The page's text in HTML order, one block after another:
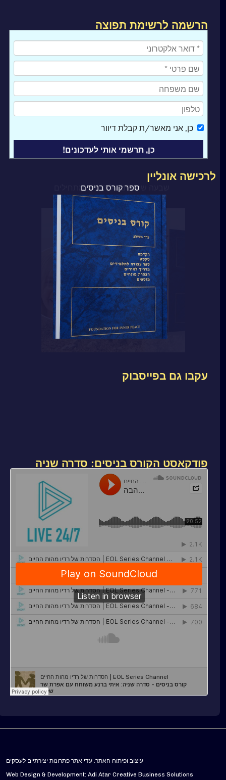
הרשמה לרשימת תפוצה
כן, אני מאשר/ת קבלת דיוור
לרכישה אונליין
ספר קורס בניסים
עקבו גם בפייסבוק
פודקאסט הקורס בניסים: סדרה שניה
עיצוב ופיתוח האתר: עדי אתר פתרונות יצירתיים לעסקים
Web Design & Development: Adi Atar Creative Business Solutions